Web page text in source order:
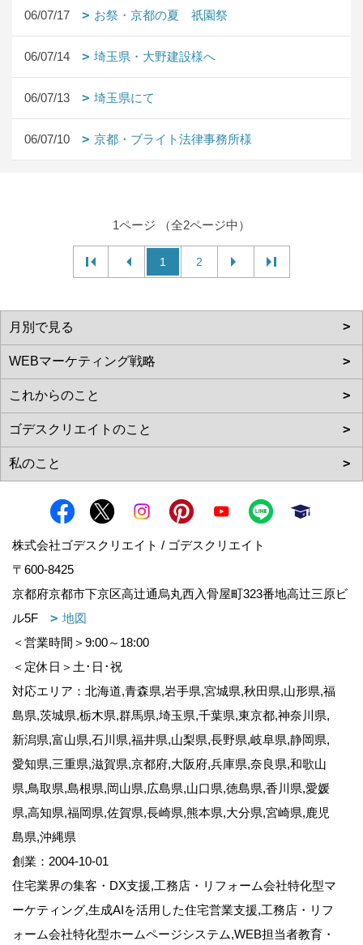
06/07/17 お祭・京都の夏 祇園祭
06/07/14 埼玉県・大野建設様へ
06/07/13 埼玉県にて
06/07/10 京都・ブライト法律事務所様
1ページ （全2ページ中）
1 2
株式会社ゴデスクリエイト / ゴデスクリエイト
〒600-8425
京都府京都市下京区高辻通烏丸西入骨屋町323番地高辻三原ビ
ル5F
地図
＜営業時間＞9:00～18:00
＜定休日＞土･日･祝
対応エリア：北海道,青森県,岩手県,宮城県,秋田県,山形県,福
島県,茨城県,栃木県,群馬県,埼玉県,千葉県,東京都,神奈川県,
新潟県,富山県,石川県,福井県,山梨県,長野県,岐阜県,静岡県,
愛知県,三重県,滋賀県,京都府,大阪府,兵庫県,奈良県,和歌山
県,鳥取県,島根県,岡山県,広島県,山口県,徳島県,香川県,愛媛
県,高知県,福岡県,佐賀県,長崎県,熊本県,大分県,宮崎県,鹿児
島県,沖縄県
創業：2004-10-01
住宅業界の集客・DX支援,工務店・リフォーム会社特化型マ
ーケティング,生成AIを活用した住宅営業支援,工務店・リフ
ォーム会社特化型ホームページシステム,WEB担当者教育・